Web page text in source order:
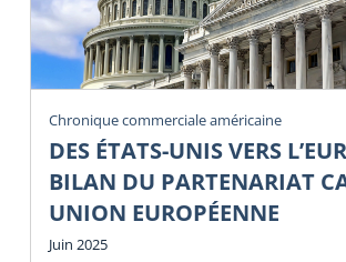
Chronique commerciale américaine
DES ÉTATS-UNIS VERS
BILAN DU PARTENARIAT
UNION EUROPÉENNE
Juin 2025